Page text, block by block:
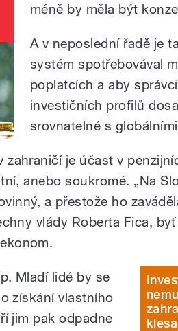
méně by měla být
A v neposlední řadě je
systém spotřebovával
poplatcích a aby
investičních profilů
srovnatelné s
zahraničí je účast v
anebo soukromé. „Na
a přestože ho
vlády Roberta Fica,
Mladí lidé by se
získání vlastního
jim pak odpadne